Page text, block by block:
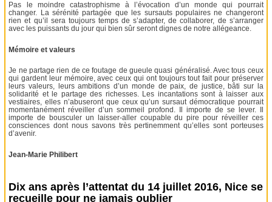
Pas le moindre catastrophisme à l’évocation d’un monde qui pourrait
changer. La sérénité partagée que les sursauts populaires ne changeront
rien et qu’il sera toujours temps de s’adapter, de collaborer, de s’arranger
avec les puissants du jour qui bien sûr seront dignes de notre allégeance.
Mémoire et valeurs
Je ne partage rien de ce foutage de gueule quasi généralisé. Avec tous ceux
qui gardent leur mémoire, avec ceux qui ont toujours tout fait pour préserver
leurs valeurs, leurs ambitions d’un monde de paix, de justice, bâti sur la
solidarité et le partage des richesses. Les incantations sont à laisser aux
vestiaires, elles n’abuseront que ceux qu’un sursaut démocratique pourrait
momentanément réveiller d’un sommeil profond. Il importe de se lever. Il
importe de bousculer un laisser-aller coupable du pire pour réveiller ces
consciences dont nous savons très pertinemment qu’elles sont porteuses
d’avenir.
Jean-Marie Philibert
Dix ans après l’attentat du 14 juillet 2016, Nice se
recueille pour ne jamais oublier